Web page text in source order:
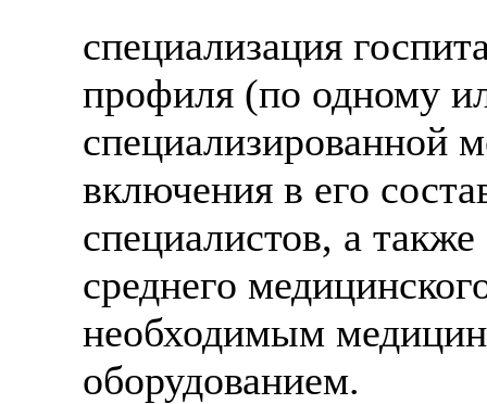
специализация
профиля (по одному
специализированной
включения в его
специалистов, а
среднего
необходимым
оборудованием.